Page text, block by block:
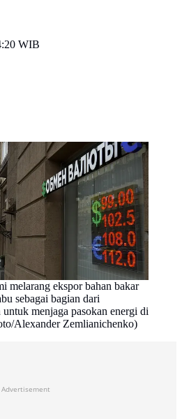
WIB
melarang ekspor bahan bakar
sebagai bagian dari
menjaga pasokan energi di
Alexander Zemlianichenko)
Advertisement